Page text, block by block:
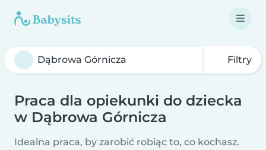
Filtry
Praca dla opiekunki do dziecka
w Dąbrowa Górnicza
Idealna praca, by zarobić robiąc to, co kochasz.